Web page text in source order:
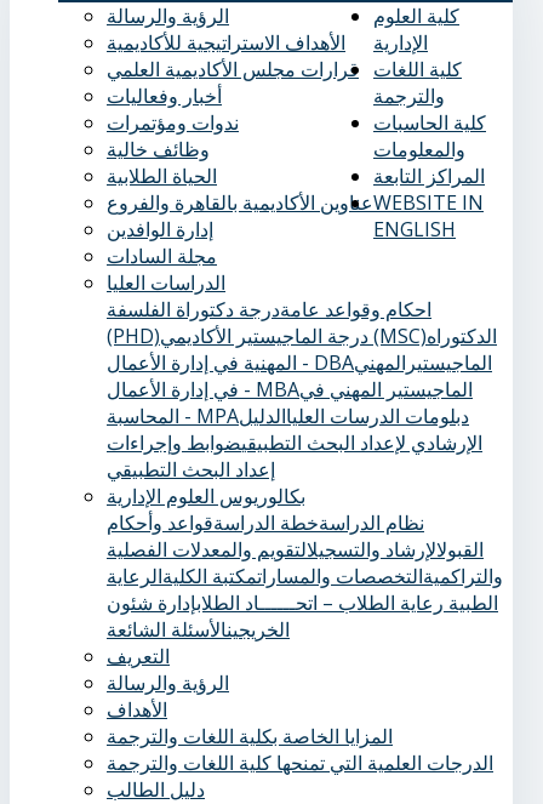
الرؤية والرسالة
الأهداف الاستراتيجية للأكاديمية
قرارات مجلس الأكاديمية العلمي
أخبار وفعاليات
ندوات ومؤتمرات
وظائف خالية
الحياة الطلابية
عناوين الأكاديمية بالقاهرة والفروع
إدارة الوافدين
كلية العلوم
الإدارية
مجلة السادات
الدراسات العليا
احكام وقواعد عامةدرجة دكتوراة الفلسفة
(PHD)
درجة الماجيستير الأكاديمي (MSC)الدكتوراه
المهنية في إدارة الأعمال - DBAالماجيستيرالمهني
في إدارة الأعمال - MBAالماجيستير المهني في
المحاسبة - MPA
دبلومات الدرسات العلياالدليل
الإرشادي لإعداد البحث التطبيقيضوابط وإجراءات
إعداد البحث التطبيقي
بكالوريوس العلوم الإدارية
نظام الدراسةخطة الدراسةقواعد وأحكام
القبولالإرشاد والتسجيلالتقويم والمعدلات الفصلية
والتراكميةالتخصصات والمساراتمكتبة الكليةالرعاية
الطبية ‏ رعاية الطلاب – اتحــــــاد الطلابإدارة شئون
الخريجينالأسئلة الشائعة
كلية اللغات
والترجمة
التعريف
الرؤية والرسالة
الأهداف
المزايا الخاصة بكلية اللغات والترجمة
الدرجات العلمية التي تمنحها كلية اللغات والترجمة
دليل الطالب
كلية الحاسبات
والمعلومات
المراكز التابعة
WEBSITE IN
ENGLISH